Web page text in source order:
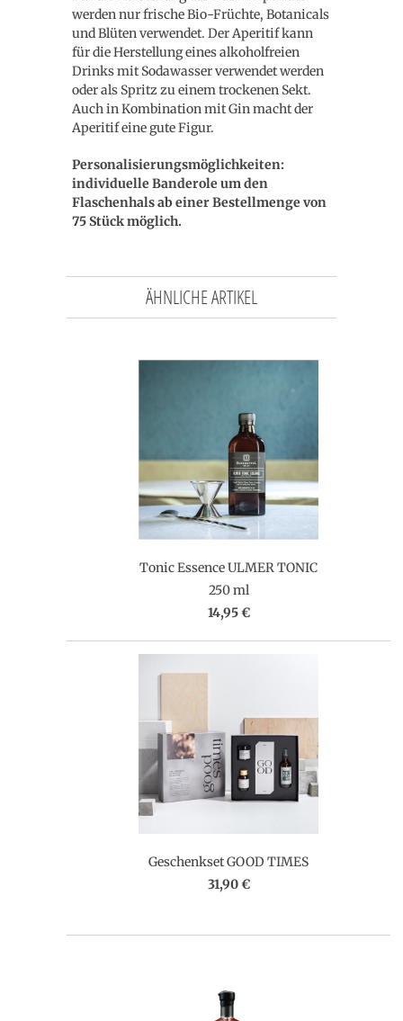
werden nur frische Bio-Früchte, Botanicals
und Blüten verwendet. Der Aperitif kann
für die Herstellung eines alkoholfreien
Drinks mit Sodawasser verwendet werden
oder als Spritz zu einem trockenen Sekt.
Auch in Kombination mit Gin macht der
Aperitif eine gute Figur.
Personalisierungsmöglichkeiten:
individuelle Banderole um den
Flaschenhals ab einer Bestellmenge von
75 Stück möglich.
ÄHNLICHE ARTIKEL
Tonic Essence ULMER TONIC
250 ml
14,95 €
Geschenkset GOOD TIMES
31,90 €